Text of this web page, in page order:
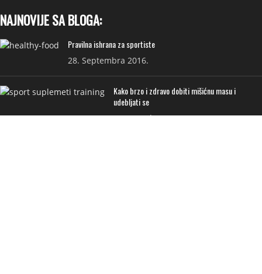
NAJNOVIJE SA BLOGA:
Pravilna ishrana za sportiste
28. Septembra 2016.
Kako brzo i zdravo dobiti mišićnu masu i
udebljati se
7. Decembra 2020.